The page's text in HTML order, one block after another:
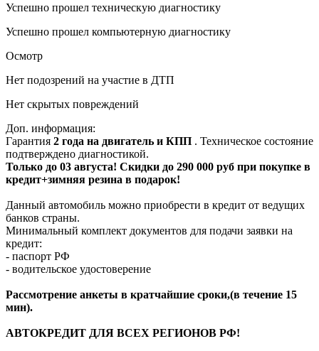
Успешно прошел техническую диагностику
Успешно прошел компьютерную диагностику
Осмотр
Нет подозрений на участие в ДТП
Нет скрытых повреждений
Доп. информация:
Гарантия 2 года на двигатель и КПП . Техническое состояние
подтверждено диагностикой.
Только до 03 августа! Скидки до 290 000 руб при покупке в
кредит+зимняя резина в подарок!
Данный автомобиль можно приобрести в кредит от ведущих
банков страны.
Минимальный комплект документов для подачи заявки на
кредит:
- паспорт РФ
- водительское удостоверение
Рассмотрение анкеты в кратчайшие сроки,(в течение 15
мин).
АВТОКРЕДИТ ДЛЯ ВСЕХ РЕГИОНОВ РФ!